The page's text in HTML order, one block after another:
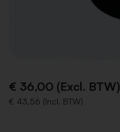
€ 36,00 (Excl. BTW)
€ 43,56 (Incl. BTW)